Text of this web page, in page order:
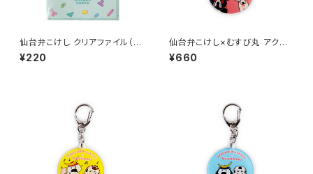
仙台弁こけし クリアファイル（文
具だっちゃ・A5）
¥220
仙台弁こけし×むすび丸 アクリ
ルキーホルダー（ピンク）
¥660